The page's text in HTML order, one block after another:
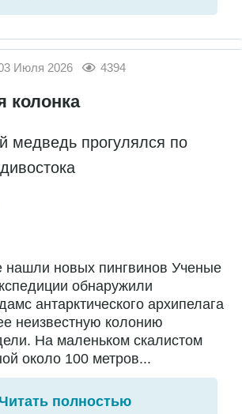
Июля 2026 4394
колонка
медведь прогулялся по
нашли новых пингвинов Ученые
обнаружили
антарктического архипелага
неизвестную колонию
На маленьком скалистом
около 100 метров...
Читать полностью